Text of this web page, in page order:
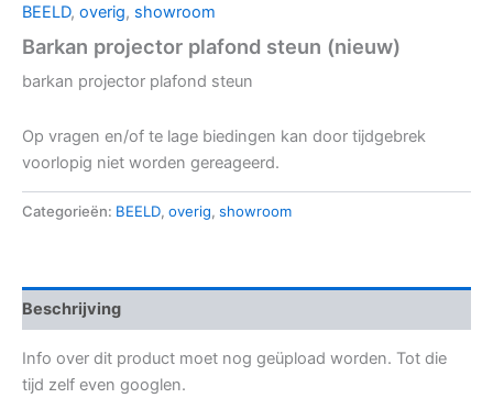
BEELD, overig, showroom
Barkan projector plafond steun (nieuw)
barkan projector plafond steun
Op vragen en/of te lage biedingen kan door tijdgebrek
voorlopig niet worden gereageerd.
Categorieën: BEELD, overig, showroom
Beschrijving
Info over dit product moet nog geüpload worden. Tot die
tijd zelf even googlen.